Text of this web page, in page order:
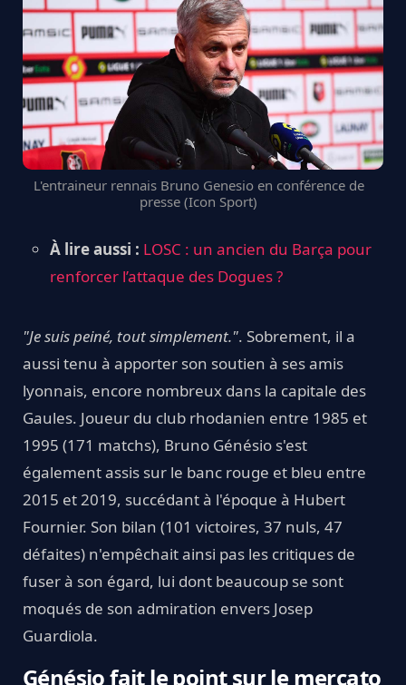
L'entraineur rennais Bruno Genesio en conférence de
presse (Icon Sport)
À lire aussi : LOSC : un ancien du Barça pour
renforcer l’attaque des Dogues ?
"Je suis peiné, tout simplement.". Sobrement, il a
aussi tenu à apporter son soutien à ses amis
lyonnais, encore nombreux dans la capitale des
Gaules. Joueur du club rhodanien entre 1985 et
1995 (171 matchs), Bruno Génésio s'est
également assis sur le banc rouge et bleu entre
2015 et 2019, succédant à l'époque à Hubert
Fournier. Son bilan (101 victoires, 37 nuls, 47
défaites) n'empêchait ainsi pas les critiques de
fuser à son égard, lui dont beaucoup se sont
moqués de son admiration envers Josep
Guardiola.
Génésio fait le point sur le mercato